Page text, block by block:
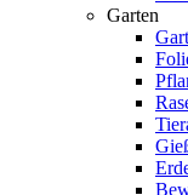
Garten